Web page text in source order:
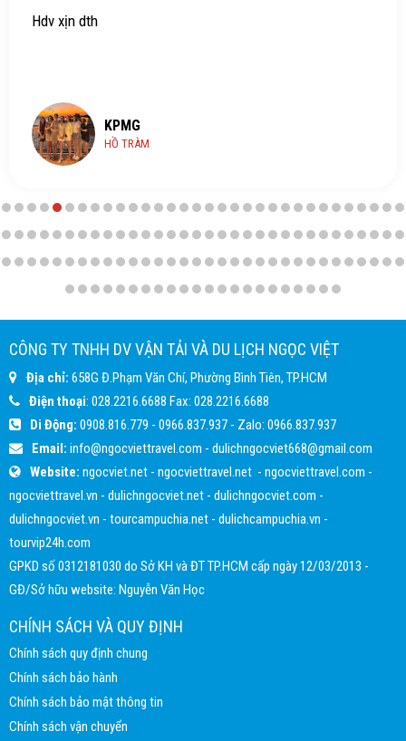
Hdv xịn dth
KPMG
HỒ TRÀM
CÔNG TY TNHH DV VẬN TẢI VÀ DU LỊCH NGỌC VIỆT
Địa chỉ: 658G Đ.Phạm Văn Chí, Phường Bình Tiên, TP.HCM
Điện thoại: 028.2216.6688 Fax: 028.2216.6688
Di Động: 0908.816.779 - 0966.837.937 - Zalo: 0966.837.937
Email: info@ngocviettravel.com - dulichngocviet668@gmail.com
Website: ngocviet.net - ngocviettravel.net - ngocviettravel.com -
ngocviettravel.vn - dulichngocviet.net - dulichngocviet.com -
dulichngocviet.vn - tourcampuchia.net - dulichcampuchia.vn -
tourvip24h.com
GPKD số 0312181030 do Sở KH và ĐT TP.HCM cấp ngày 12/03/2013 -
GĐ/Sở hữu website: Nguyễn Văn Học
CHÍNH SÁCH VÀ QUY ĐỊNH
Chính sách quy định chung
Chính sách bảo hành
Chính sách bảo mật thông tin
Chính sách vận chuyển